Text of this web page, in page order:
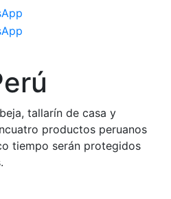
tallarín de casa y
productos peruanos
tiempo serán protegidos